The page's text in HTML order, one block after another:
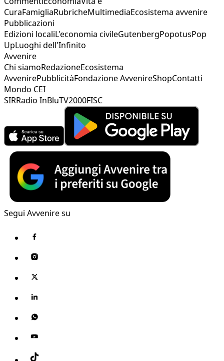
CuraFamigliaRubricheMultimediaEcosistema avvenire
Pubblicazioni
Edizioni localiL'economia civileGutenbergPopotusPop
UpLuoghi dell'Infinito
Avvenire
Chi siamoRedazioneEcosistema
AvvenirePubblicitàFondazione AvvenireShopContatti
Mondo CEI
SIRRadio InBluTV2000FISC
Segui Avvenire su